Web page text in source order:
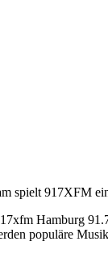
spielt 917XFM
Hamburg
populäre